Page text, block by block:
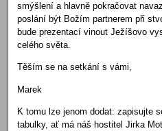
smýšlení a hlavně pokračovat
poslání být Božím partnerem při
bude prezentací vinout Ježíšovo
celého světa.
Těším se na setkání s vámi,
Marek
K tomu lze jenom dodat: zapisujte
tabulky, ať má náš hostitel Jirka